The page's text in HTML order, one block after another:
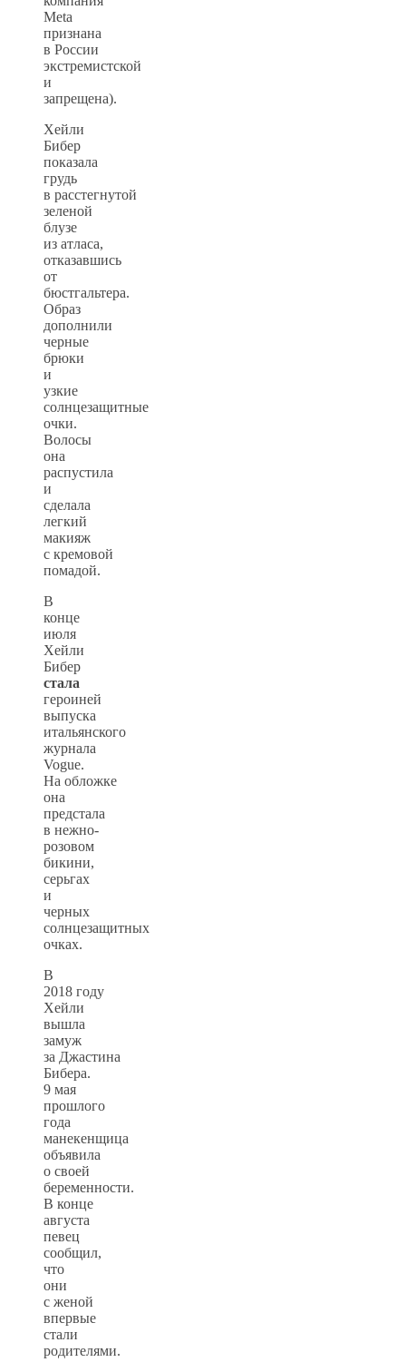
Meta
признана
в России
экстремистской
и
запрещена).
Хейли
Бибер
показала
грудь
в расстегнутой
зеленой
блузе
из атласа,
отказавшись
от
бюстгальтера.
Образ
дополнили
черные
брюки
и
узкие
солнцезащитные
очки.
Волосы
она
распустила
и
сделала
легкий
макияж
с кремовой
помадой.
В
конце
июля
Хейли
Бибер
стала
героиней
выпуска
итальянского
журнала
Vogue.
На обложке
она
предстала
в нежно-
розовом
бикини,
серьгах
и
черных
солнцезащитных
очках.
В
2018 году
Хейли
вышла
замуж
за Джастина
Бибера.
9 мая
прошлого
года
манекенщица
объявила
о своей
беременности.
В конце
августа
певец
сообщил,
что
они
с женой
впервые
стали
родителями.